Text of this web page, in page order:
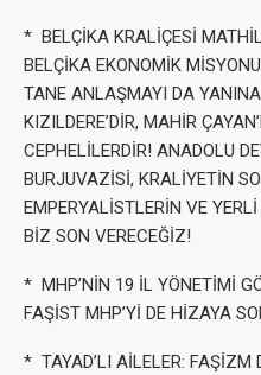
* BELÇİKA KRALİÇESİ
BELÇİKA EKONOMİK
TANE ANLAŞMAYI DA
KIZILDERE’DİR, MAHİR
CEPHELİLERDİR! ANADOLU
BURJUVAZİSİ, KRALİYETİN
EMPERYALİSTLERİN VE
BİZ SON VERECEĞİZ!
* MHP’NİN 19 İL YÖNETİMİ
FAŞİST MHP’Yİ DE HİZAYA
* TAYAD’LI AİLELER: FAŞİZM